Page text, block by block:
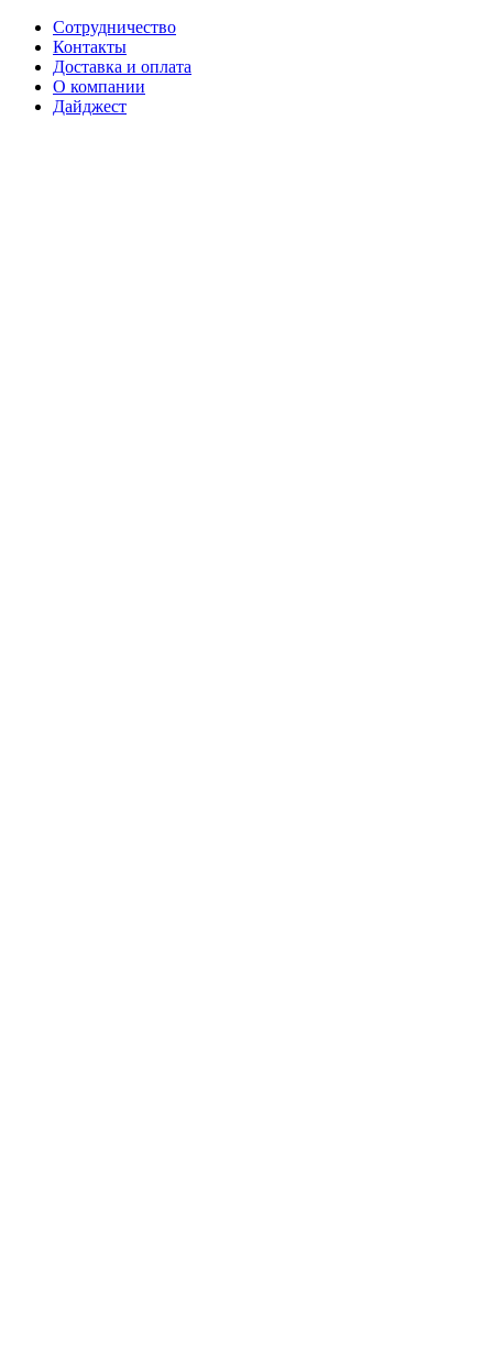
Сотрудничество
Контакты
Доставка и оплата
О компании
Дайджест